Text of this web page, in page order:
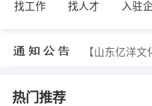
找工作 找人才 入驻
【山东亿洋
热门推荐